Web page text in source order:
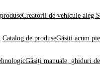
Creatorii de vehicule aleg
Catalog de produseGăsiți acum
Găsiți manuale, ghiduri